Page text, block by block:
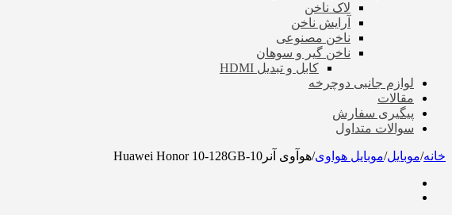
لاک ناخن
آرایش ناخن
ناخن مصنوعی
ناخن گیر و سوهان
کابل و تبدیل HDMI
لوازم جانبی دوچرخه
مقالات
پیگیری سفارش
سوالات متداول
خانه/موبایل/موبایل هواوی/هوآوی آنر10-Huawei Honor 10-128GB